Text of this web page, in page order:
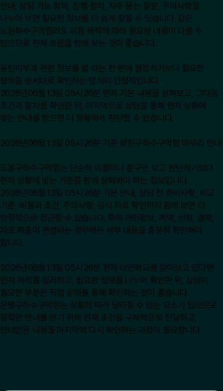
안내, 상담 가능 항목, 진행 절차, 자주 묻는 질문, 주의사항을
나누어 보면 필요한 정보를 더 쉽게 찾을 수 있습니다. 같은
노원하수구막힘라도 이용 목적에 따라 필요한 내용이 다를 수
있으므로 전체 흐름을 함께 보는 것이 좋습니다.
동탄피부과 관련 정보를 볼 때는 한 번에 결정하기보다 필요한
항목을 순서대로 확인하는 방식이 안정적입니다.
2026년06월13일 05시26분 먼저 기본 내용을 살펴보고, 그다음
조건과 절차를 확인한 뒤, 마지막으로 상담을 통해 현재 상황에
맞는 안내를 받으면 더 정확하게 판단할 수 있습니다.
2026년06월13일 05시26분 기준 광진구하수구막힘 마무리 안내
도봉구하수구막힘는 단순히 이름이나 문구만 보고 판단하기보다
현재 상황에 맞는 기준을 함께 살펴봐야 하는 정보입니다.
2026년06월13일 05시26분 기본 안내, 상담 전 준비사항, 비교
기준, 비용과 조건, 주의사항, 공식 자료 확인까지 함께 보면 더
안정적으로 접근할 수 있습니다. 특히 개인정보, 계약, 신청, 결제,
자료 제출이 연결되는 경우에는 세부 내용을 충분히 확인해야
합니다.
2026년06월13일 05시26분 현재 대안학교를 알아보고 있다면
먼저 목적을 정리하고, 필요한 정보를 나누어 확인한 뒤, 상담이
필요한 부분은 직접 문의를 통해 확인하는 것이 좋습니다.
은평구하수구막힘는 상황에 따라 달라질 수 있는 요소가 있으므로
정확한 안내를 받기 위해 현재 조건을 구체적으로 전달하고,
안내받은 내용을 마지막에 다시 확인하는 과정이 필요합니다.